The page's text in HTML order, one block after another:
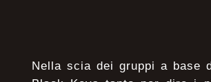
Nella scia dei gruppi a base